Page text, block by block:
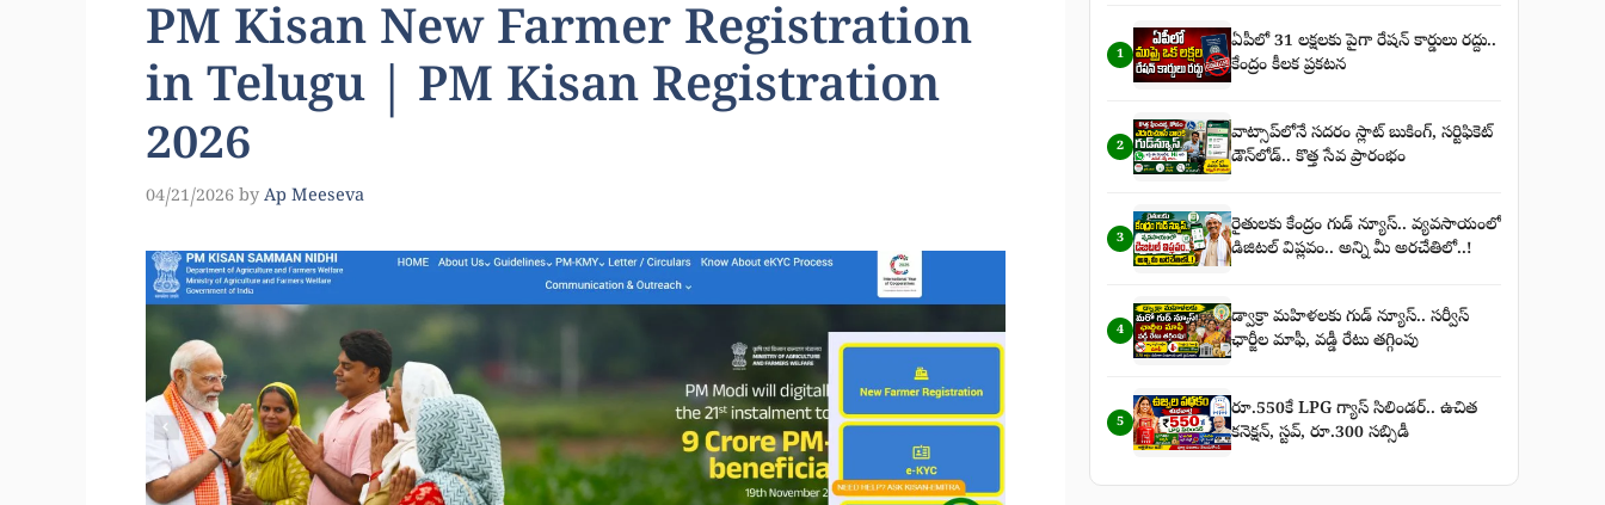
PM Kisan New Farmer Registration
in Telugu | PM Kisan Registration
2026
04/21/2026 by Ap Meeseva
1
ఏపీలో 31 లక్షలకు పైగా రేషన్ కార్డులు రద్దు..
కేంద్రం కీలక ప్రకటన
2
వాట్సాప్‌లోనే సదరం స్లాట్ బుకింగ్, సర్టిఫికెట్
డౌన్‌లోడ్.. కొత్త సేవ ప్రారంభం
3
రైతులకు కేంద్రం గుడ్ న్యూస్.. వ్యవసాయంలో
డిజిటల్ విప్లవం.. అన్ని మీ అరచేతిలో..!
4
డ్వాక్రా మహిళలకు గుడ్ న్యూస్.. సర్వీస్
ఛార్జీల మాఫీ, వడ్డీ రేటు తగ్గింపు
5
రూ.550కే LPG గ్యాస్ సిలిండర్.. ఉచిత
కనెక్షన్, స్టవ్, రూ.300 సబ్సిడీ